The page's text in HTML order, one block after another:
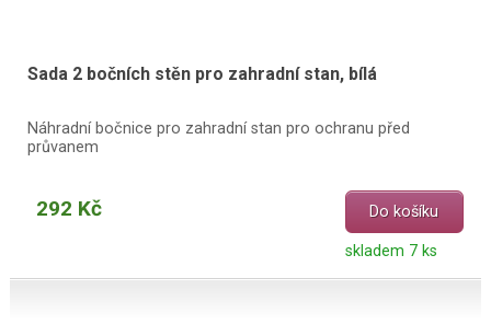
Sada 2 bočních stěn pro zahradní stan, bílá
Náhradní bočnice pro zahradní stan pro ochranu před
průvanem
292 Kč Do košíku
skladem 7 ks